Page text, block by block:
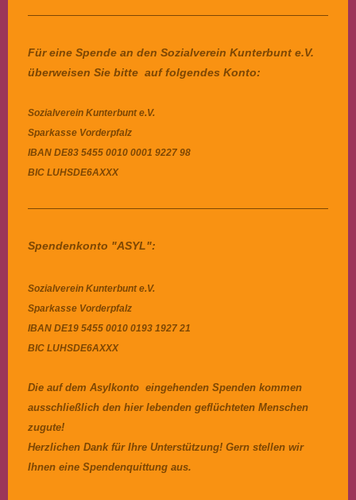
Für eine Spende an den Sozialverein Kunterbunt e.V.
überweisen Sie bitte auf folgendes Konto:
Sozialverein Kunterbunt e.V.
Sparkasse Vorderpfalz
IBAN DE83 5455 0010 0001 9227 98
BIC LUHSDE6AXXX
Spendenkonto "ASYL":
Sozialverein Kunterbunt e.V.
Sparkasse Vorderpfalz
IBAN DE19 5455 0010 0193 1927 21
BIC LUHSDE6AXXX
Die auf dem Asylkonto eingehenden Spenden kommen
ausschließlich den hier lebenden geflüchteten Menschen
zugute!
Herzlichen Dank für Ihre Unterstützung! Gern stellen wir
Ihnen eine Spendenquittung aus.